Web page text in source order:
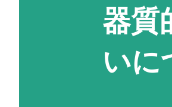
器質
いに